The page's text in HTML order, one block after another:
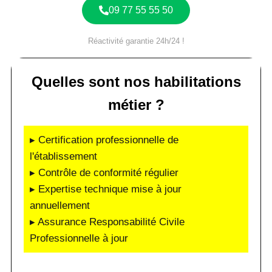
09 77 55 55 50
Réactivité garantie 24h/24 !
Quelles sont nos habilitations
métier ?
▸ Certification professionnelle de
l'établissement
▸ Contrôle de conformité régulier
▸ Expertise technique mise à jour
annuellement
▸ Assurance Responsabilité Civile
Professionnelle à jour